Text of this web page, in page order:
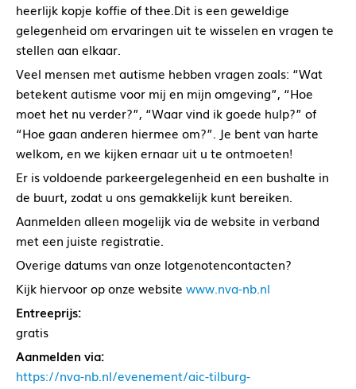
heerlijk kopje koffie of thee.Dit is een geweldige
gelegenheid om ervaringen uit te wisselen en vragen te
stellen aan elkaar.
Veel mensen met autisme hebben vragen zoals: “Wat
betekent autisme voor mij en mijn omgeving”, “Hoe
moet het nu verder?”, “Waar vind ik goede hulp?” of
“Hoe gaan anderen hiermee om?”. Je bent van harte
welkom, en we kijken ernaar uit u te ontmoeten!
Er is voldoende parkeergelegenheid en een bushalte in
de buurt, zodat u ons gemakkelijk kunt bereiken.
Aanmelden alleen mogelijk via de website in verband
met een juiste registratie.
Overige datums van onze lotgenotencontacten?
Kijk hiervoor op onze website www.nva-nb.nl
Entreeprijs:
gratis
Aanmelden via:
https://nva-nb.nl/evenement/aic-tilburg-